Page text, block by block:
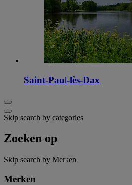
Saint-Paul-lès-Dax
Skip search by categories
Zoeken op
Skip search by Merken
Merken